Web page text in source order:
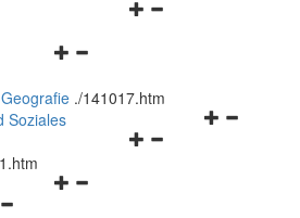
Navigationsmenü
Navigationsmenü
und
schließen
./141017.htm
Navigationsmenü
Soziales
Navigationsmenü